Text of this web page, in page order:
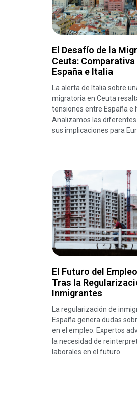
El Desafío de la
Ceuta:
España e Italia
La alerta de Italia sobre
migratoria en Ceuta
tensiones entre España e
Analizamos las
sus implicaciones para
El Futuro del
Tras la
Inmigrantes
La regularización de
España genera dudas
en el empleo. Expertos
la necesidad de
laborales en el futuro.